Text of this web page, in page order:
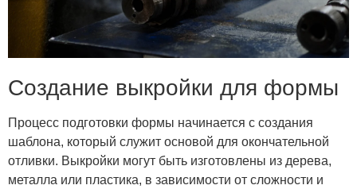
Создание выкройки для формы
Процесс подготовки формы начинается с создания
шаблона, который служит основой для окончательной
отливки. Выкройки могут быть изготовлены из дерева,
металла или пластика, в зависимости от сложности и